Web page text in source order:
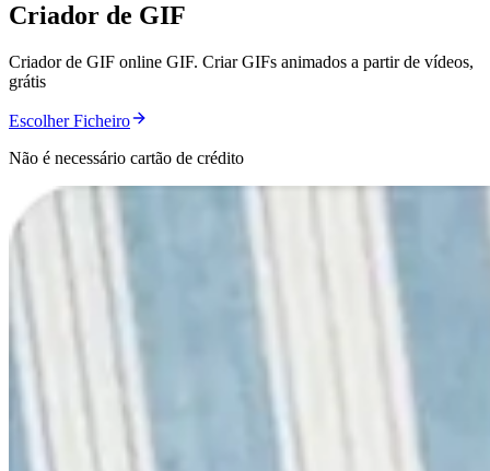
Criador de GIF
Criador de GIF online GIF. Criar GIFs animados a partir de vídeos,
grátis
Escolher Ficheiro
Não é necessário cartão de crédito